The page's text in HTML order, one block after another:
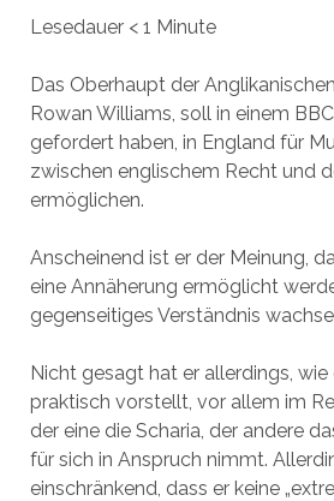
Lesedauer < 1 Minute
Das Oberhaupt der
Rowan Williams, soll in einem
gefordert haben, in England für
zwischen englischem Recht und
ermöglichen.
Anscheinend ist er der Meinung,
eine Annäherung ermöglicht
gegenseitiges Verständnis
Nicht gesagt hat er allerdings, wie
praktisch vorstellt, vor allem im
der eine die Scharia, der andere
für sich in Anspruch nimmt.
einschränkend, dass er keine